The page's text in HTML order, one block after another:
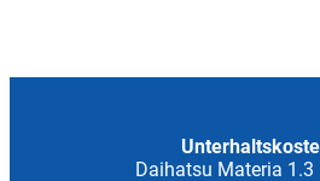
Daihatsu Materia 1.3